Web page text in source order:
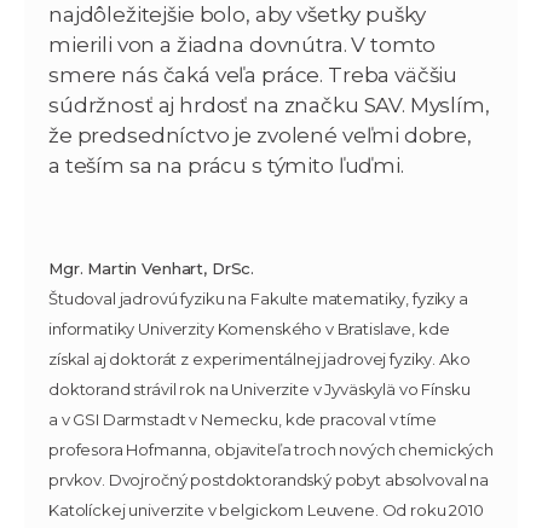
najdôležitejšie bolo, aby všetky pušky
mierili von a žiadna dovnútra. V tomto
smere nás čaká veľa práce. Treba väčšiu
súdržnosť aj hrdosť na značku SAV. Myslím,
že predsedníctvo je zvolené veľmi dobre,
a teším sa na prácu s týmito ľuďmi.
Mgr. Martin Venhart, DrSc.
Študoval jadrovú fyziku na Fakulte matematiky, fyziky a
informatiky Univerzity Komenského v Bratislave, kde
získal aj doktorát z experimentálnej jadrovej fyziky. Ako
doktorand strávil rok na Univerzite v Jyväskylä vo Fínsku
a v GSI Darmstadt v Nemecku, kde pracoval v tíme
profesora Hofmanna, objaviteľa troch nových chemických
prvkov. Dvojročný postdoktorandský pobyt absolvoval na
Katolíckej univerzite v belgickom Leuvene. Od roku 2010